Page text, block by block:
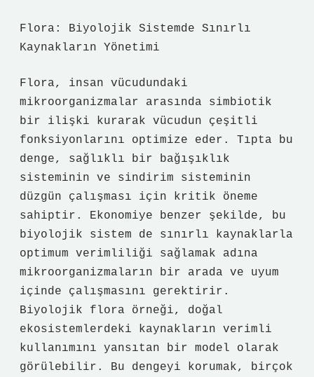
Flora: Biyolojik Sistemde Sınırlı
Kaynakların Yönetimi
Flora, insan vücudundaki
mikroorganizmalar arasında simbiotik
bir ilişki kurarak vücudun çeşitli
fonksiyonlarını optimize eder. Tıpta bu
denge, sağlıklı bir bağışıklık
sisteminin ve sindirim sisteminin
düzgün çalışması için kritik öneme
sahiptir. Ekonomiye benzer şekilde, bu
biyolojik sistem de sınırlı kaynaklarla
optimum verimliliği sağlamak adına
mikroorganizmaların bir arada ve uyum
içinde çalışmasını gerektirir.
Biyolojik flora örneği, doğal
ekosistemlerdeki kaynakların verimli
kullanımını yansıtan bir model olarak
görülebilir. Bu dengeyi korumak, birçok